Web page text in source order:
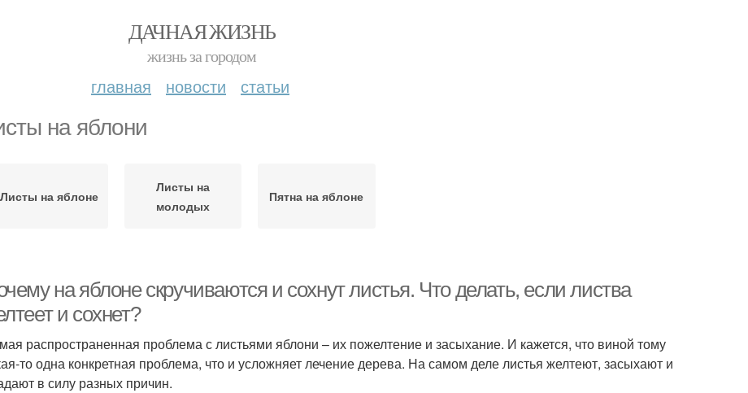
ДАЧНАЯ ЖИЗНЬ
жизнь за городом
главная новости статьи
на яблони
Листы на яблоне
Листы на
молодых
Пятна на яблоне
на яблоне скручиваются и сохнут листья. Что делать, если листва
и сохнет?
распространенная проблема с листьями яблони – их пожелтение и засыхание. И кажется, что виной тому
то одна конкретная проблема, что и усложняет лечение дерева. На самом деле листья желтеют, засыхают и
в силу разных причин.